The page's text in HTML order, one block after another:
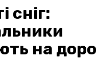
сніг:
на